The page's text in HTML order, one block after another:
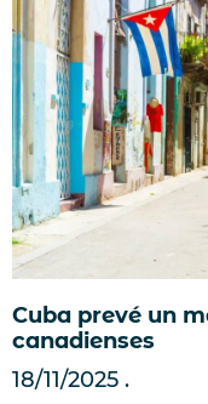
Cuba prevé un
canadienses
18/11/2025